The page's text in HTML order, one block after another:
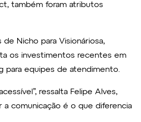
também foram atributos
de Nicho para Visionáriosa,
os investimentos recentes em
para equipes de atendimento.
ressalta Felipe Alves,
a comunicação é o que diferencia